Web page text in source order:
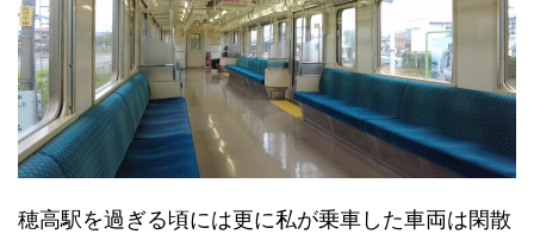
穂高駅を過ぎる頃には更に私が乗車した車両は閑散